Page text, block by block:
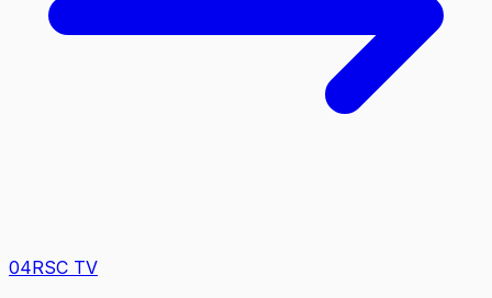
04RSC TV